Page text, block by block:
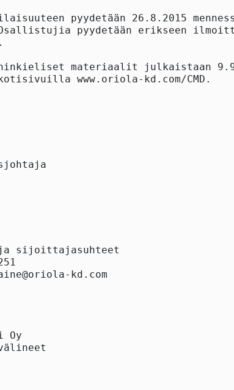
pyydetään 26.8.2015
pyydetään erikseen
materiaalit julkaistaan
www.oriola-kd.com/CMD.
sijoittajasuhteet
kd.com
Oy